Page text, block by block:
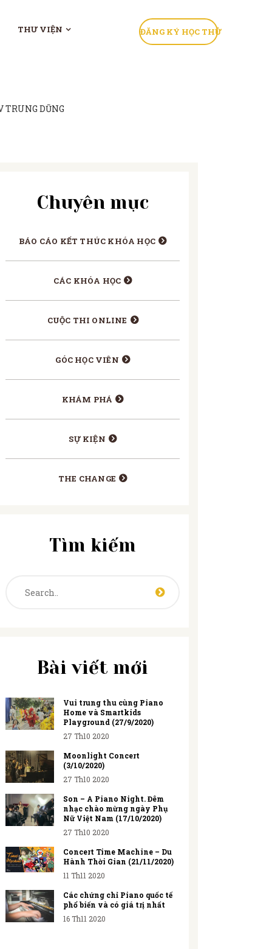
THƯ VIỆN ĐĂNG KÝ HỌC THỬ
TRUNG DŨNG
Chuyên mục
BÁO CÁO KẾT THÚC KHÓA HỌC
CÁC KHÓA HỌC
CUỘC THI ONLINE
GÓC HỌC VIÊN
KHÁM PHÁ
SỰ KIỆN
THE CHANGE
Tìm kiếm
Bài viết mới
Vui trung thu cùng Piano
Home và Smartkids
Playground (27/9/2020)
27 Th10 2020
Moonlight Concert
(3/10/2020)
27 Th10 2020
Son – A Piano Night. Đêm
nhạc chào mừng ngày Phụ
Nữ Việt Nam (17/10/2020)
27 Th10 2020
Concert Time Machine – Du
Hành Thời Gian (21/11/2020)
11 Th11 2020
Các chứng chỉ Piano quốc tế
phổ biến và có giá trị nhất
16 Th11 2020